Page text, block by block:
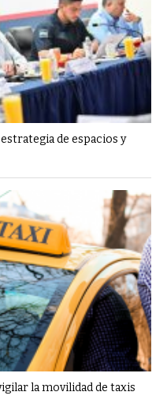
de espacios y
la movilidad de taxis